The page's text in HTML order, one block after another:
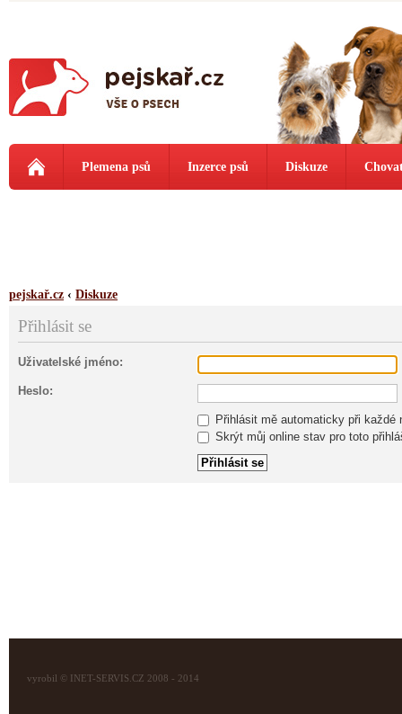
Plemena psů Inzerce psů Diskuze
pejskař.cz ‹ Diskuze
Přihlásit se
Uživatelské jméno:
Heslo:
Přihlásit mě automaticky při každé
Skrýt můj online stav pro toto
vyrobil © INET-SERVIS.CZ 2008 - 2014